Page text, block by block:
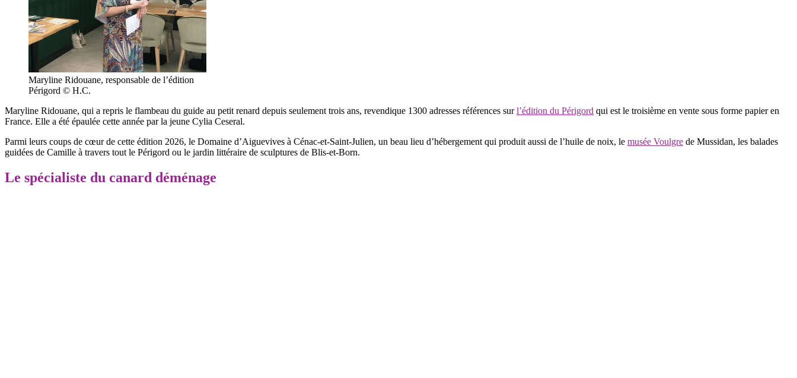
Maryline Ridouane, responsable de l’édition
Périgord © H.C.
Maryline Ridouane, qui a repris le flambeau du guide au petit renard depuis seulement trois ans, revendique 1300 adresses références surl’édition du Périgord qui est le troisième en vente sous forme papier en
France. Elle a été épaulée cette année par la jeune Cylia Ceseral.
Parmi leurs coups de cœur de cette édition 2026, le Domaine d’Aiguevives à Cénac-et-Saint-Julien, un beau lieu d’hébergement qui produit aussi de l’huile de noix, le musée Voulgre de Mussidan, les balades
guidées de Camille à travers tout le Périgord ou le jardin littéraire de sculptures de Blis-et-Born.
Le spécialiste du canard déménage